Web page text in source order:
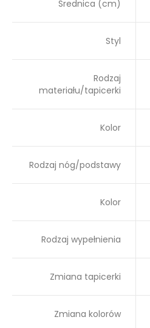
Średnica (cm)
Styl
Rodzaj
materiału/tapicerki
Kolor
Rodzaj nóg/podstawy
Kolor
Rodzaj wypełnienia
Zmiana tapicerki
Zmiana kolorów